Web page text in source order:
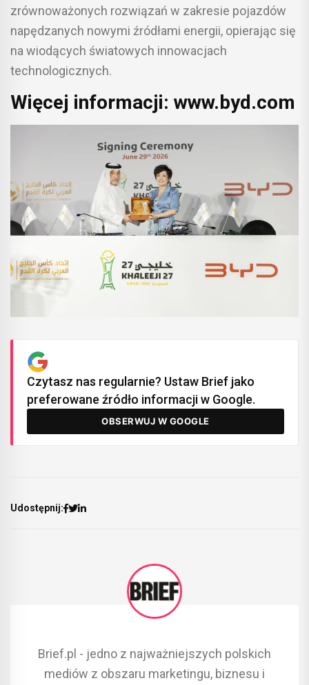
zrównoważonych rozwiązań w zakresie pojazdów
napędzanych nowymi źródłami energii, opierając się
na wiodących światowych innowacjach
technologicznych.
Więcej informacji: www.byd.com
Czytasz nas regularnie? Ustaw Brief jako
preferowane źródło informacji w Google.
OBSERWUJ W GOOGLE
Udostępnij:
Brief.pl - jedno z najważniejszych polskich
mediów z obszaru marketingu, biznesu i